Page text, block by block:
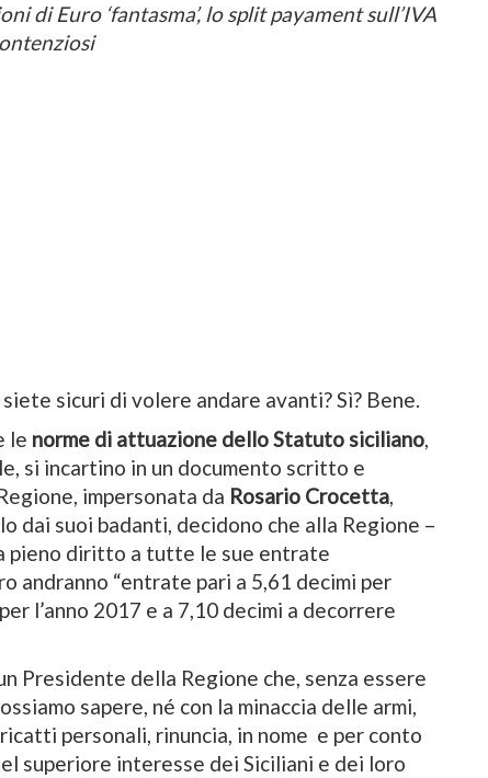
di Euro ‘fantasma’, lo split payament sull’IVA
sicuri di volere andare avanti? Sì? Bene.
le norme di attuazione dello Statuto siciliano,
si incartino in un documento scritto e
impersonata da Rosario Crocetta,
dai suoi badanti, decidono che alla Regione –
pieno diritto a tutte le sue entrate
andranno “entrate pari a 5,61 decimi per
l’anno 2017 e a 7,10 decimi a decorrere
Presidente della Regione che, senza essere
sapere, né con la minaccia delle armi,
personali, rinuncia, in nome e per conto
superiore interesse dei Siciliani e dei loro